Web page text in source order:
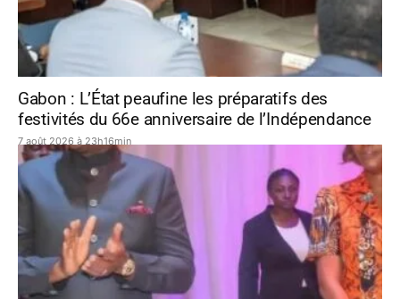
Gabon : L’État peaufine les préparatifs des
festivités du 66e anniversaire de l’Indépendance
7 août 2026 à 23h16min